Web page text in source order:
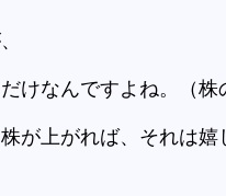
けなんですよね。（
が上がれば、それは嬉